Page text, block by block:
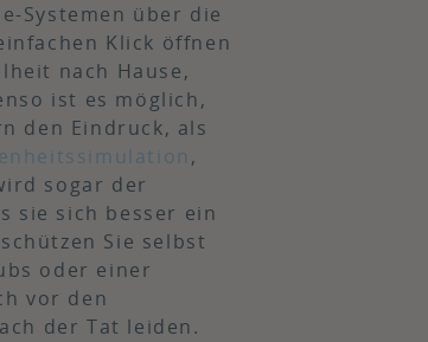
Systemen über die
Klick öffnen
nach Hause,
ist es möglich,
den Eindruck, als
,
sogar der
sie sich besser ein
Sie selbst
oder einer
vor den
der Tat leiden.